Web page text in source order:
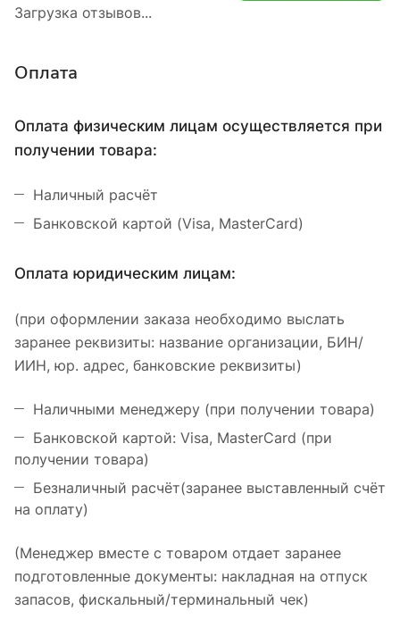
Загрузка отзывов...
Оплата
Оплата физическим лицам осуществляется при
получении товара:
Наличный расчёт
Банковской картой (Visa, MasterCard)
Оплата юридическим лицам:
(при оформлении заказа необходимо выслать
заранее реквизиты: название организации, БИН/
ИИН, юр. адрес, банковские реквизиты)
Наличными менеджеру (при получении товара)
Банковской картой: Visa, MasterCard (при
получении товара)
Безналичный расчёт(заранее выставленный счёт
на оплату)
(Менеджер вместе с товаром отдает заранее
подготовленные документы: накладная на отпуск
запасов, фискальный/терминальный чек)